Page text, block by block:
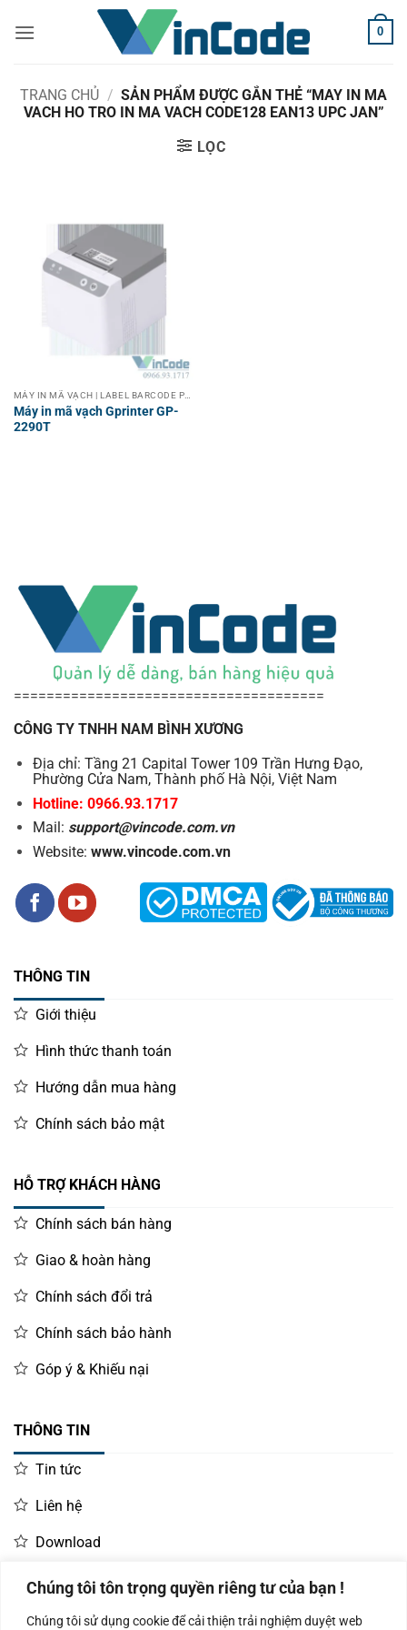
Chúng tôi tôn trọng quyền riêng tư của bạn !
Chúng tôi sử dụng cookie để cải thiện trải nghiệm duyệt web
qua
0
TRANG CHỦ / SẢN PHẨM ĐƯỢC GẮN THẺ “MAY IN MA
VACH HO TRO IN MA VACH CODE128 EAN13 UPC JAN”
LỌC
Máy in mã vạch Gprinter GP-
2290T
======================================
CÔNG TY TNHH NAM BÌNH XƯƠNG
Địa chỉ: Tầng 21 Capital Tower 109 Trần Hưng Đạo,
Phường Cửa Nam, Thành phố Hà Nội, Việt Nam
Hotline: 0966.93.1717
Mail: support@vincode.com.vn
Website: www.vincode.com.vn
THÔNG TIN
Giới thiệu
Hình thức thanh toán
Hướng dẫn mua hàng
Chính sách bảo mật
HỖ TRỢ KHÁCH HÀNG
Chính sách bán hàng
Giao & hoàn hàng
Chính sách đổi trả
Chính sách bảo hành
Góp ý & Khiếu nại
THÔNG TIN
Tin tức
Liên hệ
Download
LIÊN HỆ MUA HÀNG